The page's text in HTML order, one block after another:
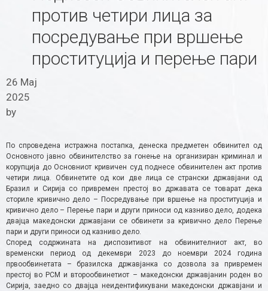
против четири лица за
посредување при вршење
проституција и перење пари​
26 Мај
2025
by
По спроведена истражна постапка, денеска предметен обвинител од
Основното јавно обвинителство за гонење на организиран криминал и
корупција до Основниот кривичен суд поднесе обвинителен акт против
четири лица. Обвинетите од кои две лица се странски државјани од
Бразил и Сирија со привремен престој во државата се товарат дека
сториле кривично дело – Посредување при вршење на проституција и
кривично дело – Перење пари и други приноси од казниво дело, додека
двајца македонски државјани се обвинети за кривично дело Перење
пари и други приноси од казниво дело.
Според содржината на диспозитивот на обвинителниот акт, во
временски период од декември 2023 до ноември 2024 година
првообвинетата – бразилска државјанка со дозвола за привремен
престој во РСМ и второобвинетиот – македонски државјанин роден во
Сирија, заедно со двајца неидентификувани македонски државјани и